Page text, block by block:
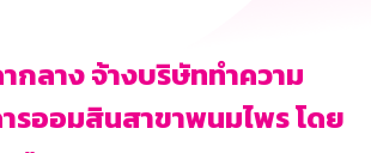
กลาง จ้างบริษัททำความ
รออมสินสาขาพนมไพร โดย